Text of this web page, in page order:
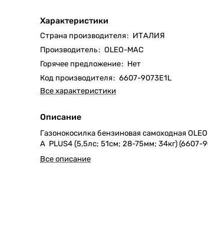
Характеристики
Страна производителя: ИТАЛИЯ
Производитель: OLEO-MAC
Горячее предложение: Нет
Код производителя: 6607-9073E1L
Все характеристики
Описание
Газонокосилка бензиновая самоходная
A PLUS4 (5,5лс; 51cм; 28-75мм; 34кг) (6607-
Все описание